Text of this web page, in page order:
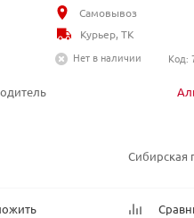
Сибирская
Самовывоз
Курьер, ТК
Нет в наличии
Код: